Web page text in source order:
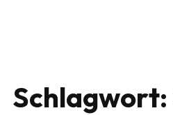
Schlagwort: